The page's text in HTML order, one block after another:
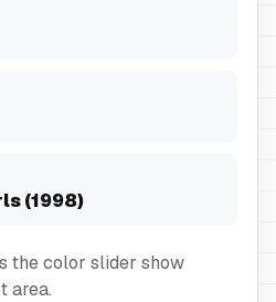
(1998)
the color slider show
area.